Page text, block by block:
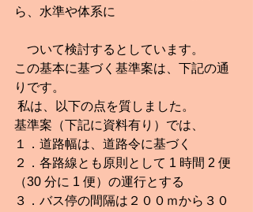
ら、水準や体系に
ついて検討するとしています。
この基本に基づく基準案は、下記の通
りです。
私は、以下の点を質しました。
基準案（下記に資料有り）では、
１．道路幅は、道路令に基づく
２．各路線とも原則として 1 時間 2 便
（30 分に 1 便）の運行とする
３．バス停の間隔は２００ｍから３０